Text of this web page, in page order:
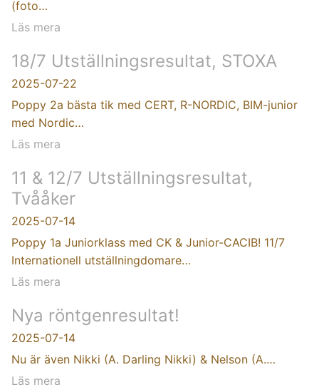
(foto…
Läs mera
18/7 Utställningsresultat, STOXA
2025-07-22
Poppy 2a bästa tik med CERT, R-NORDIC, BIM-junior
med Nordic…
Läs mera
11 & 12/7 Utställningsresultat,
Tvååker
2025-07-14
Poppy 1a Juniorklass med CK & Junior-CACIB! 11/7
Internationell utställningdomare…
Läs mera
Nya röntgenresultat!
2025-07-14
Nu är även Nikki (A. Darling Nikki) & Nelson (A.…
Läs mera